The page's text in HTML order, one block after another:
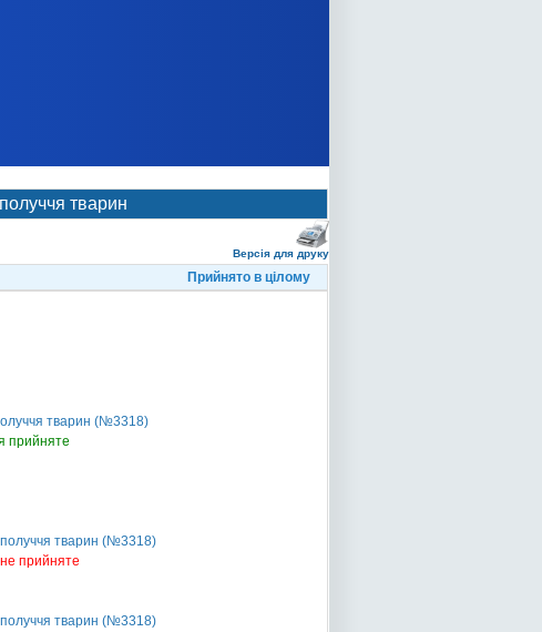
тварин
Версія для друку
Прийнято в цілому
тварин (№3318)
прийняте
тварин (№3318)
прийняте
тварин (№3318)